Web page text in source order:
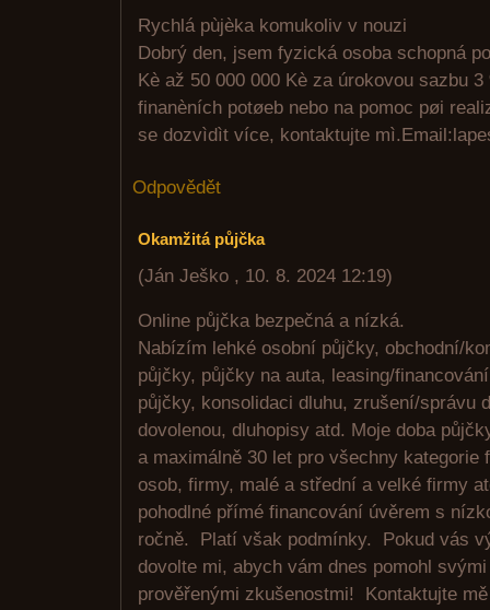
Rychlá pùjèka komukoliv v nouzi
Dobrý den, jsem fyzická osoba schopná
Kè až 50 000 000 Kè za úrokovou sazbu
finanèních potøeb nebo na pomoc pøi
se dozvìdìt více, kontaktujte
Odpovědět
Okamžitá půjčka
(Ján Ješko , 10. 8. 2024 12:19)
Online půjčka bezpečná a nízká.
Nabízím lehké osobní půjčky, obchodní/
půjčky, půjčky na auta, leasing/
půjčky, konsolidaci dluhu, zrušení/správu
dovolenou, dluhopisy atd. Moje doba
a maximálně 30 let pro všechny
osob, firmy, malé a střední a velké firmy
pohodlné přímé financování úvěrem s
ročně. Platí však podmínky. Pokud vás
dovolte mi, abych vám dnes pomohl
prověřenými zkušenostmi! Kontaktujte